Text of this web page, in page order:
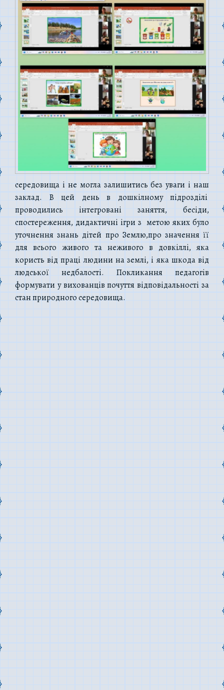
середовища і не могла залишитись без уваги і наш
заклад. В цей день в дошкілному підрозділі
проводились інтегровані заняття, бесіди,
спостереження, дидактичні ігри з метою яких було
уточнення знань дітей про Землю,про значення її
для всього живого та неживого в довкіллі, яка
користь від праці людини на землі, і яка шкода від
людської недбалості. Покликання педагогів
формувати у вихованців почуття відповідальності за
стан природного середовища.